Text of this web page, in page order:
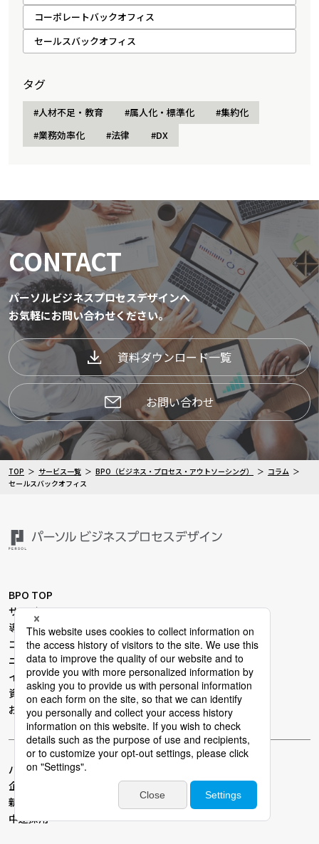
コーポレートバックオフィス
セールスバックオフィス
タグ
#人材不足・教育 #属人化・標準化
#集約化
#業務効率化
#法律 #DX
CONTACT
パーソルビジネスプロセスデザインへ
お気軽にお問い合わせください。
資料ダウンロード一覧
お問い合わせ
TOP サービス一覧 BPO（ビジネス・プロセス・アウトソーシング）
コラム
セールスバックオフィス
BPO TOP
サービス
導入事例
コラム
ニュース
イベント・セミナー
資料ダウンロード
お問い合わせ
パーソルビジネスプロセスデザインTOP
企業情報
新卒採用
中途採用